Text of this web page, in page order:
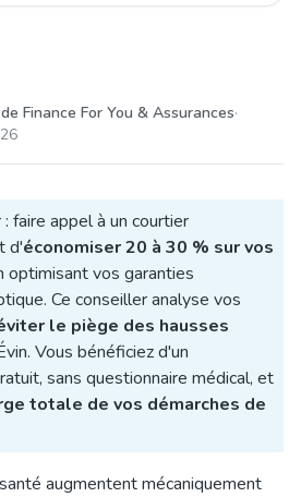
Finance For You & Assurances·
faire appel à un courtier
d'économiser 20 à 30 % sur vos
optimisant vos garanties
Ce conseiller analyse vos
le piège des hausses
Vous bénéficiez d'un
sans questionnaire médical, et
totale de vos démarches de
augmentent mécaniquement